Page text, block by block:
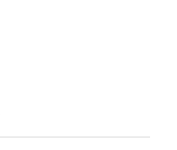
Vezi toate